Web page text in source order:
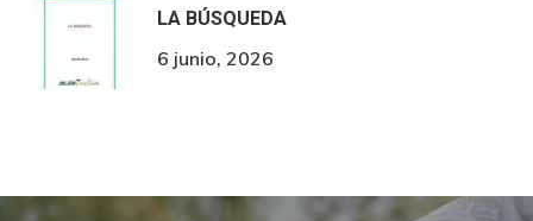
LA BÚSQUEDA
6 junio, 2026